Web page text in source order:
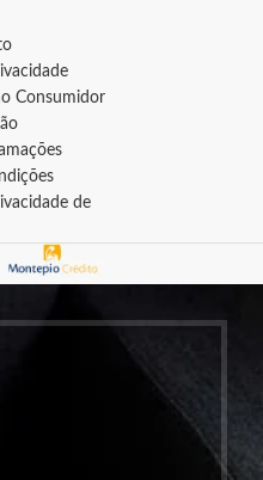
Consumidor
de